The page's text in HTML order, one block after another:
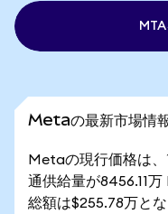
Metaの最新市場情
Metaの現行価格は
通供給量が8456.11
総額は$255.78万とな